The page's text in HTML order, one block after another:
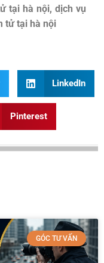
tại hà nội, dịch vụ
tử tại hà nội
LinkedIn
Pinterest
GÓC TƯ VẤN